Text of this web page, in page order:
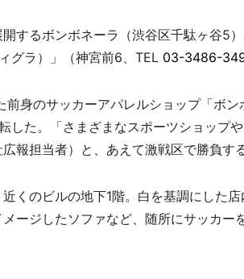
するボンボネーラ（渋谷区千駄ヶ谷5
グラ）」（神宮前6、TEL 03-3486-
身のサッカーアパレルショップ「ボン
した。「さまざまなスポーツショップ
報担当者）と、あえて激戦区で勝負する
くのビルの地下1階。白を基調にした
ージしたソファなど、随所にサッカー